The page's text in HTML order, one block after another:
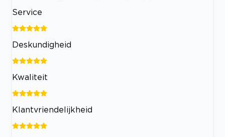
Service
Deskundigheid
Kwaliteit
Klantvriendelijkheid